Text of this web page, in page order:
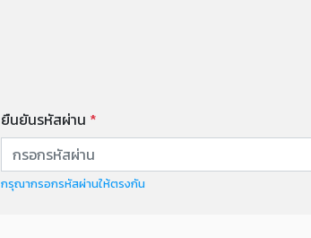
ยืนยันรหัสผ่าน *
กรุณากรอกรหัสผ่านให้ตรงกัน